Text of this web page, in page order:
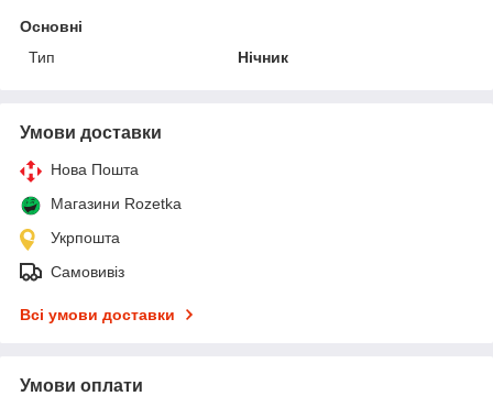
Основні
Тип
Нічник
Умови доставки
Нова Пошта
Магазини Rozetka
Укрпошта
Самовивіз
Всі умови доставки
Умови оплати